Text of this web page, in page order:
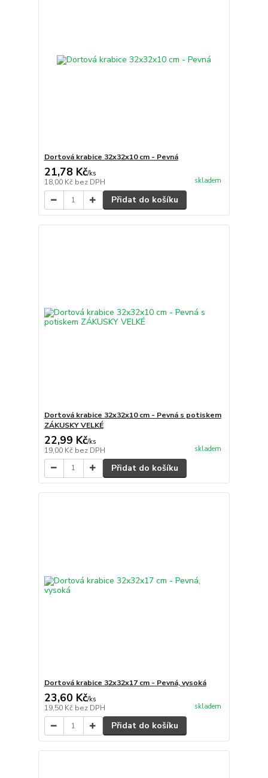
Dortová krabice 32x32x10 cm - Pevná
21,78 Kč/ks
18,00 Kč bez DPH skladem
Přidat do košíku
Dortová krabice 32x32x10 cm - Pevná s potiskem
ZÁKUSKY VELKÉ
22,99 Kč/ks
19,00 Kč bez DPH skladem
Přidat do košíku
Dortová krabice 32x32x17 cm - Pevná, vysoká
23,60 Kč/ks
19,50 Kč bez DPH skladem
Přidat do košíku